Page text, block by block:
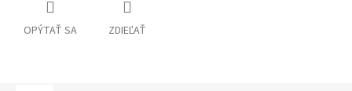
OPÝTAŤ SA ZDIEĽAŤ